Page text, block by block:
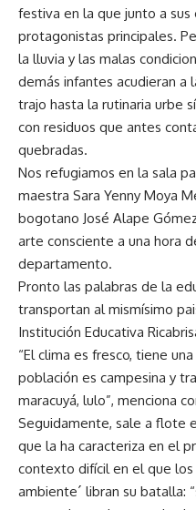
festiva en la que junto a sus
protagonistas principales.
la lluvia y las malas
demás infantes acudieran a
trajo hasta la rutinaria urbe
con residuos que antes
quebradas.
Nos refugiamos en la sala
maestra Sara Yenny Moya
bogotano José Alape
arte consciente a una hora
departamento.
Pronto las palabras de la
transportan al mismísimo
Institución Educativa
“El clima es fresco, tiene
población es campesina y
maracuyá, lulo”, menciona
Seguidamente, sale a flote
que la ha caracteriza en el
contexto difícil en el que
ambiente´ libran su batalla: